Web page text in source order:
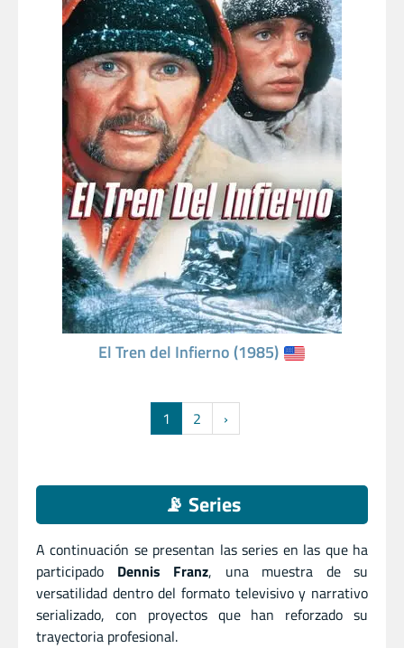
El Tren del Infierno (1985)
1 2 ›
📡 Series
A continuación se presentan las series en las que ha
participado Dennis Franz, una muestra de su
versatilidad dentro del formato televisivo y narrativo
serializado, con proyectos que han reforzado su
trayectoria profesional.